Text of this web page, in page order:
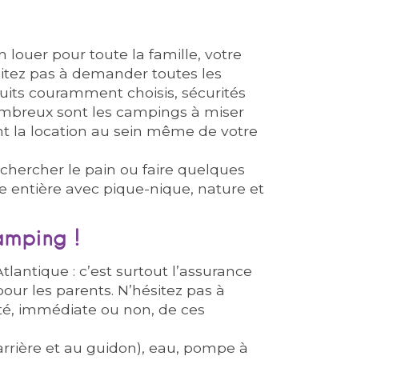
louer pour toute la famille, votre
pas à demander toutes les
couramment choisis, sécurités
sont les campings à miser
la location au sein même de votre
le pain ou faire quelques
entière avec pique-nique, nature et
!
: c’est surtout l’assurance
les parents. N’hésitez pas à
immédiate ou non, de ces
et au guidon), eau, pompe à